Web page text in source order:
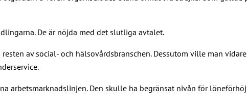
De är nöjda med det slutliga avtalet.
av social- och hälsovårdsbranschen. Dessutom ville man
arbetsmarknadslinjen. Den skulle ha begränsat nivån för